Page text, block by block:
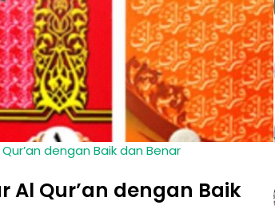
dengan Baik dan Benar
Al Qur’an dengan Baik